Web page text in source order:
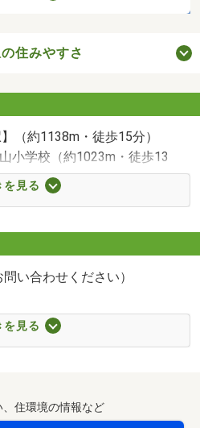
住みやすさ
（約1138m・徒歩15分）
小学校（約1023m・徒歩13
中学校（約1107m・徒歩14
ゼン横山台店（約367m・徒歩
相模原店（約739m・徒歩10
ラッグ相模原横山台店（約
AOI湘北病院（約1010m・徒歩
を見る
い合わせください）
ーによるライフプラン相談会
を見る
住環境の情報など